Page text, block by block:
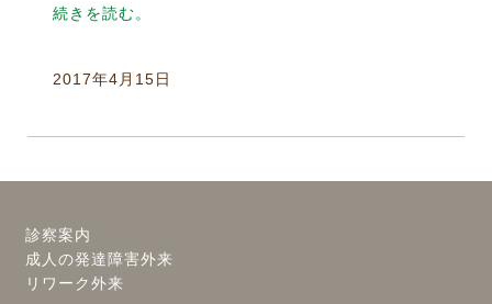
続きを読む。
2017年4月15日
診察案内
成人の発達障害外来
リワーク外来